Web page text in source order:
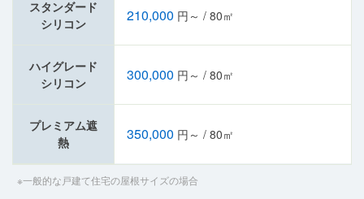
スタンダード
シリコン
210,000 円～ / 80㎡
ハイグレード
シリコン
300,000 円～ / 80㎡
プレミアム遮
熱
350,000 円～ / 80㎡
※一般的な戸建て住宅の屋根サイズの場合